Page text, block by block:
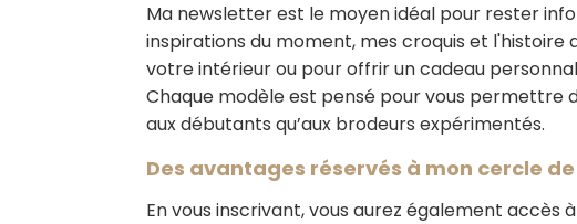
Ma newsletter est le moyen idéal pour rester
inspirations du moment, mes croquis et
votre intérieur ou pour offrir un cadeau
Chaque modèle est pensé pour vous permettre
aux débutants qu’aux brodeurs expérimentés.
Des avantages réservés à mon cercle
En vous inscrivant, vous aurez également accès